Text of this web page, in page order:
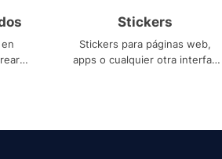
Stickers
Stickers para páginas web,
apps o cualquier otra interfaz